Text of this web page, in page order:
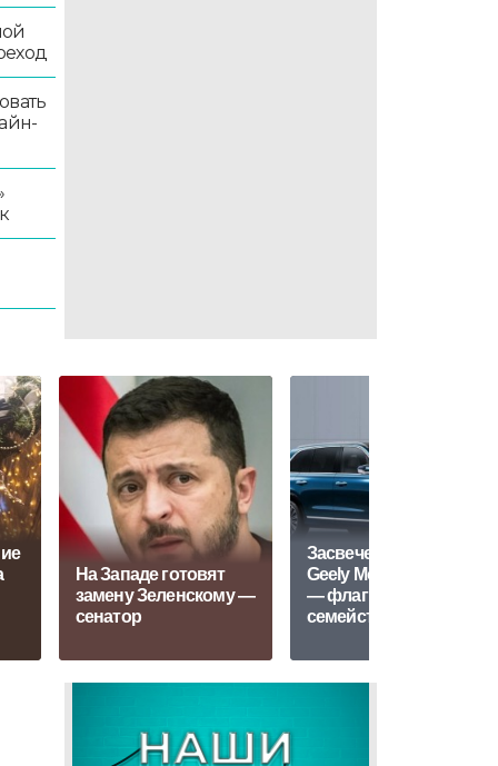
На Западе готовят
замену Зеленскому —
сенатор
Засвечен кроссовер
Geely Monjaro Plus
— флагман
семейства